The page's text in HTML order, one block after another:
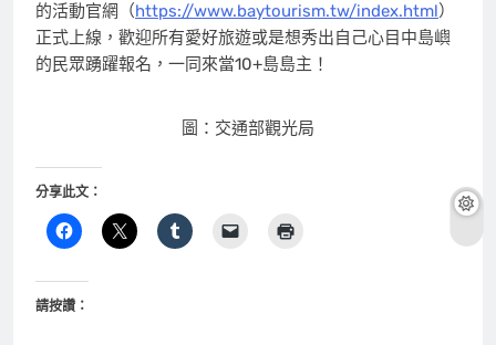
的活動官網（https://www.baytourism.tw/index.html）
正式上線，歡迎所有愛好旅遊或是想秀出自己心目中島嶼
的民眾踴躍報名，一同來當10+島島主！
圖：交通部觀光局
分享此文：
請按讚：